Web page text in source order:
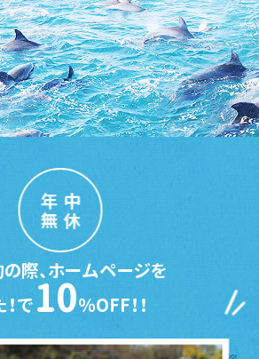
年中
無休
際、ホームページを
で10％OFF！！